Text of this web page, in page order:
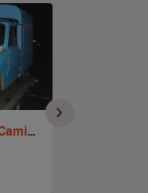
Mochet CM125 Camionette